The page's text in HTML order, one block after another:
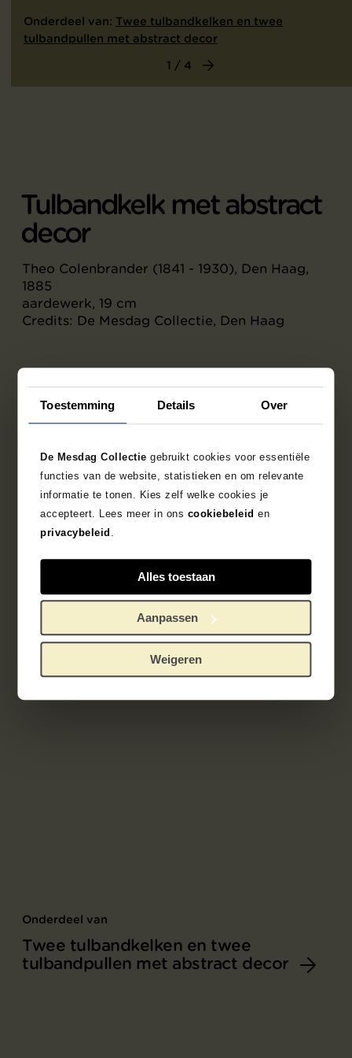
Toestemming Details Over
De Mesdag Collectie gebruikt cookies voor essentiële
functies van de website, statistieken en om relevante
informatie te tonen. Kies zelf welke cookies je
accepteert. Lees meer in ons cookiebeleid en
privacybeleid .
Alles toestaan
Aanpassen
Weigeren
Onderdeel van: Twee tulbandkelken en twee
tulbandpullen met abstract decor
1 / 4
Tulbandkelk met abstract
decor
Theo Colenbrander (1841 - 1930), Den Haag,
1885
aardewerk, 19 cm
Credits: De Mesdag Collectie, Den Haag
Literatuur
Zoek in de collectie
Theo Colenbrander
Onderdeel van
Twee tulbandkelken en twee
tulbandpullen met abstract decor